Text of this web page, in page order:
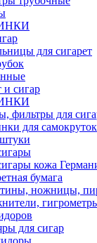
для сигарет
и сигар
фильтры для
для самокруток
кожа
бумага
ножницы,
для сигар